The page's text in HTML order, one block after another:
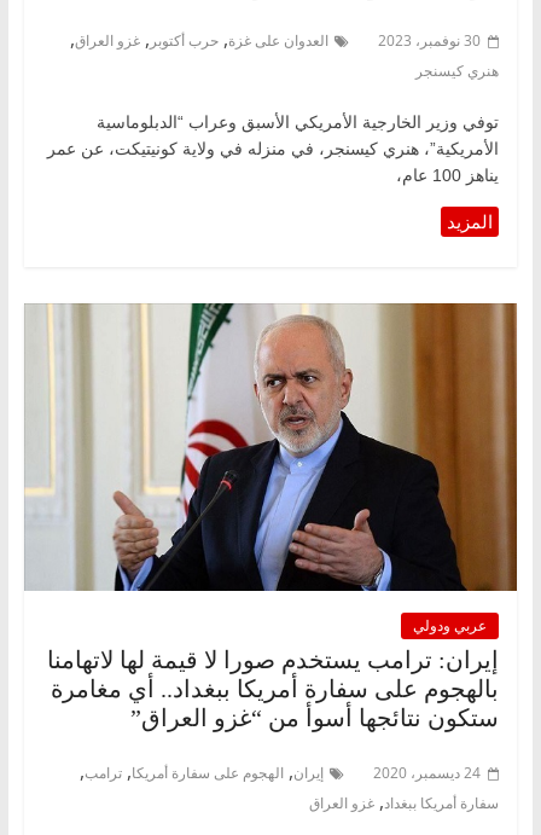
30 نوفمبر، 2023 العدوان على غزة, حرب أكتوبر , غزو العراق,
هنري كيسنجر
توفي وزير الخارجية الأمريكي الأسبق وعراب “الدبلوماسية
الأمريكية”، هنري كيسنجر، في منزله في ولاية كونيتيكت، عن عمر
يناهز 100 عام،
عربي ودولي
إيران: ترامب يستخدم صورا لا قيمة لها لاتهامنا
بالهجوم على سفارة أمريكا ببغداد.. أي مغامرة
ستكون نتائجها أسوأ من “غزو العراق”
24 ديسمبر، 2020 إيران, الهجوم على سفارة أمريكا, ترامب,
سفارة أمريكا ببغداد, غزو العراق